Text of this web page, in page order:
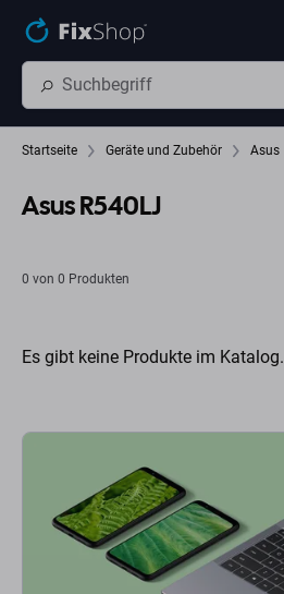
Startseite Geräte und Zubehör Asus
Asus R540LJ
0 von 0 Produkten
Es gibt keine Produkte im Katalog.